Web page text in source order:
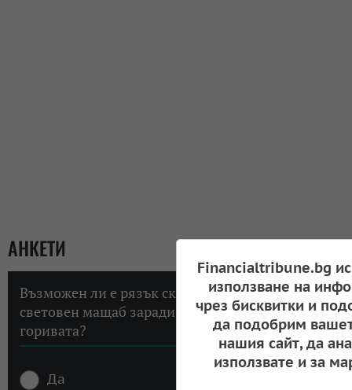
АНКЕТИ
Възможен ли е рязък скок на инфлацията в
световен мащаб заради високите цени на
горивата?
Да
Financialtribune.bg
използване на
чрез бисквитки и
да подобрим
нашия сайт, да
използвате и за